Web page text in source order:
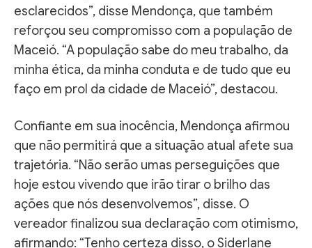
esclarecidos”, disse Mendonça, que também
reforçou seu compromisso com a população de
Maceió. “A população sabe do meu trabalho, da
minha ética, da minha conduta e de tudo que eu
faço em prol da cidade de Maceió”, destacou.
Confiante em sua inocência, Mendonça afirmou
que não permitirá que a situação atual afete sua
trajetória. “Não serão umas perseguições que
hoje estou vivendo que irão tirar o brilho das
ações que nós desenvolvemos”, disse. O
vereador finalizou sua declaração com otimismo,
afirmando: “Tenho certeza disso, o Siderlane